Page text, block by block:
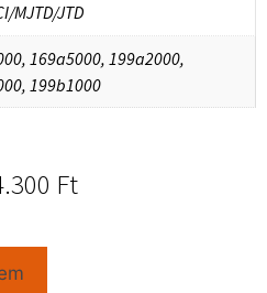
MJTD/JTD
169a5000, 199a2000,
199b1000
Ft